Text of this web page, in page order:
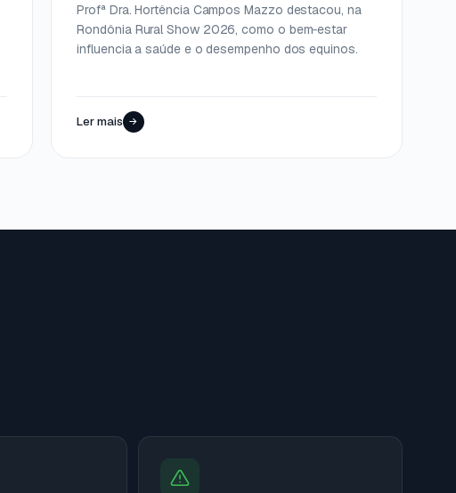
Profª Dra. Hortência Campos Mazzo destacou, na
Rondônia Rural Show 2026, como o bem‑estar
influencia a saúde e o desempenho dos equinos.
Ler mais →